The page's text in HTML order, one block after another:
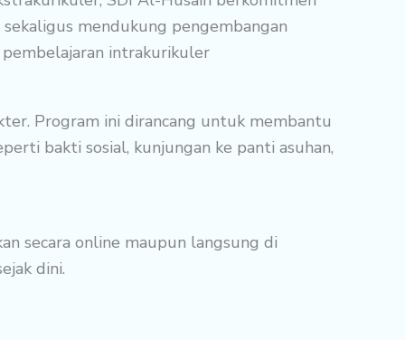
mendukung pengembangan
intrakurikuler
Program ini dirancang untuk membantu
bakti sosial, kunjungan ke panti asuhan,
secara online maupun langsung di
dini.